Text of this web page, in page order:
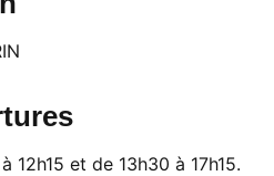
12h15 et de 13h30 à 17h15.